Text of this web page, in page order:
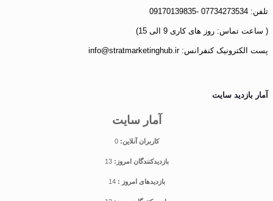
تلفن: 07734273534 -09170139835
( ساعت تماس: روز های کاری 9 الی 15)
پست الکترونیک کنفرانس: info@stratmarketinghub.ir
آمار بازدید سایت
آمار سایت
کاربران آنلاین:0
بازدیدکنندگان امروز: 13
بازدیدهای امروز : 14